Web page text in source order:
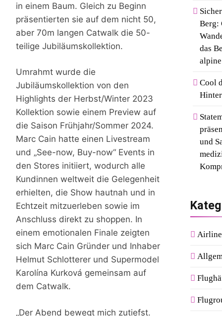
in einem Baum. Gleich zu Beginn
präsentierten sie auf dem nicht 50,
aber 70m langen Catwalk die 50-
teilige Jubiläumskollektion.
Umrahmt wurde die
Jubiläumskollektion von den
Highlights der Herbst/Winter 2023
Kollektion sowie einem Preview auf
die Saison Frühjahr/Sommer 2024.
Marc Cain hatte einen Livestream
und „See-now, Buy-now“ Events in
den Stores initiiert, wodurch alle
Kundinnen weltweit die Gelegenheit
erhielten, die Show hautnah und in
Echtzeit mitzuerleben sowie im
Anschluss direkt zu shoppen. In
einem emotionalen Finale zeigten
sich Marc Cain Gründer und Inhaber
Helmut Schlotterer und Supermodel
Karolína Kurková gemeinsam auf
dem Catwalk.
„Der Abend bewegt mich zutiefst.
Berg:
das
Cool
und